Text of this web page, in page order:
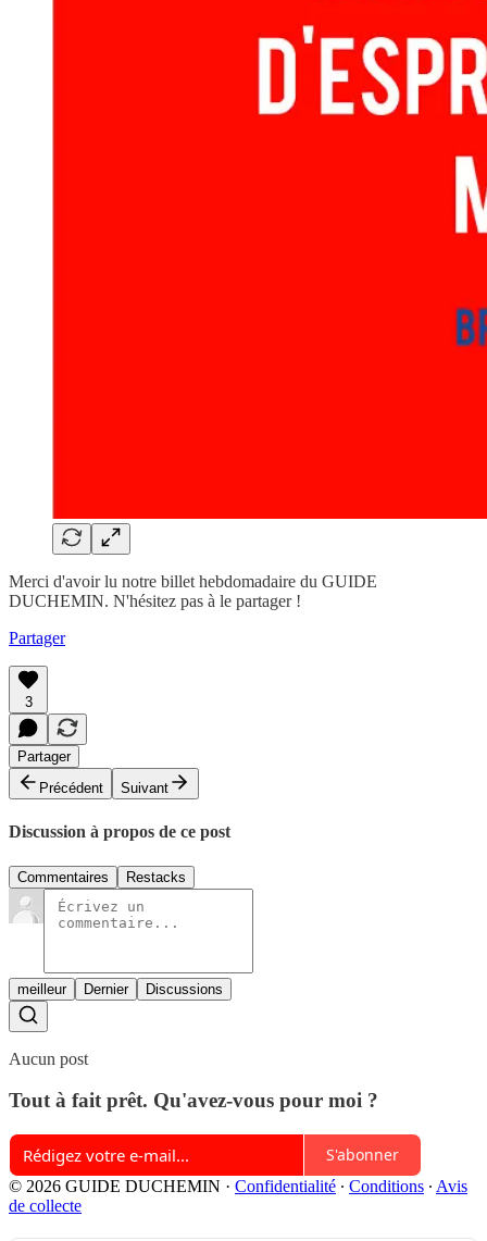
Merci d'avoir lu notre billet hebdomadaire du GUIDE
DUCHEMIN. N'hésitez pas à le partager !
Partager
3
Partager
Précédent
Suivant
Discussion à propos de ce post
Commentaires Restacks
meilleur Dernier Discussions
Aucun post
Tout à fait prêt. Qu'avez-vous pour moi ?
S'abonner
© 2026 GUIDE DUCHEMIN · Confidentialité ∙ Conditions ∙ Avis
de collecte